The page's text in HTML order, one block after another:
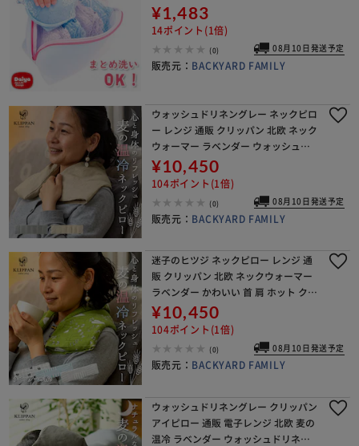
ランドリーネット 女子 シンプル 便利
グッズ 使いやすい シャル型 ダイヤ お
¥1,483
14ポイント(1倍)
(0) 08月10日発送予定
販売元： BACKYARD FAMILY
ウォッシュドリネングレー ネックピロ
ー レンジ 通販 クリッパン 北欧 ネック
ウォーマー ラベンダー ウォッシュド
リネン 首 肩 ホット クール 麦の温冷
リラックス 安眠グッズ クリスマス 敬
¥10,450
104ポイント(1倍)
(0) 08月10日発送予定
販売元： BACKYARD FAMILY
迷子のヒツジ ネックピロー レンジ 通
販 クリッパン 北欧 ネックウォーマー
ラベンダー かわいい 首 肩 ホット クー
ル 麦の温冷 リラックス 安眠グッズ ク
リスマス 敬老の日 父の日 母の日 ギフ
¥10,450
104ポイント(1倍)
(0) 08月10日発送予定
販売元： BACKYARD FAMILY
ウォッシュドリネングレー クリッパン
アイピロー 通販 電子レンジ 北欧 麦の
温冷 ラベンダー ウォッシュドリネン